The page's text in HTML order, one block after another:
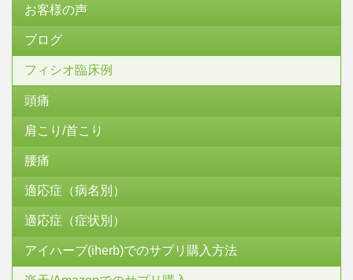
お客様の声
ブログ
フィシオ臨床例
頭痛
肩こり/首こり
腰痛
適応症（病名別）
適応症（症状別）
アイハーブ(iherb)でのサプリ購入方法